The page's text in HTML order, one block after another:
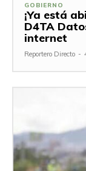
GOBIERNO
¡Ya está
D4TA
internet
Reportero Directo -